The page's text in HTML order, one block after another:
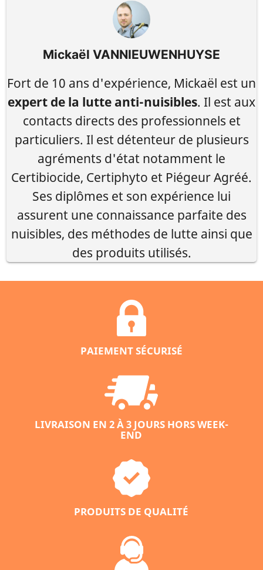
Mickaël VANNIEUWENHUYSE
Fort de 10 ans d'expérience, Mickaël est un
expert de la lutte anti-nuisibles. Il est aux
contacts directs des professionnels et
particuliers. Il est détenteur de plusieurs
agréments d'état notamment le
Certibiocide, Certiphyto et Piégeur Agréé.
Ses diplômes et son expérience lui
assurent une connaissance parfaite des
nuisibles, des méthodes de lutte ainsi que
des produits utilisés.
PAIEMENT SÉCURISÉ
LIVRAISON EN 2 À 3 JOURS HORS WEEK-
END
PRODUITS DE QUALITÉ